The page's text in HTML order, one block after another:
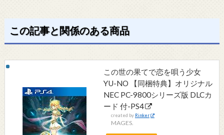
この記事と関係のある商品
この世の果てで恋を唄う少女
YU-NO 【同梱特典】オリジナル
NEC PC-9800シリーズ版 DLCカ
ード 付-PS4
created by Rinker
MAGES.